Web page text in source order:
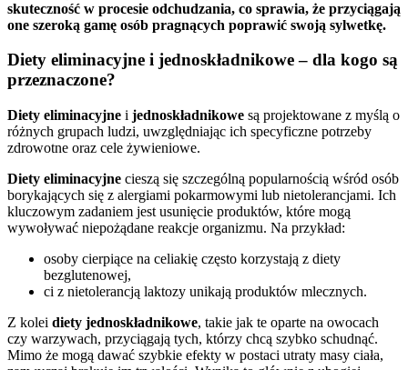
skuteczność w procesie odchudzania, co sprawia, że przyciągają
one szeroką gamę osób pragnących poprawić swoją sylwetkę.
Diety eliminacyjne i jednoskładnikowe – dla kogo są
przeznaczone?
Diety eliminacyjne i jednoskładnikowe są projektowane z myślą o
różnych grupach ludzi, uwzględniając ich specyficzne potrzeby
zdrowotne oraz cele żywieniowe.
Diety eliminacyjne cieszą się szczególną popularnością wśród osób
borykających się z alergiami pokarmowymi lub nietolerancjami. Ich
kluczowym zadaniem jest usunięcie produktów, które mogą
wywoływać niepożądane reakcje organizmu. Na przykład:
osoby cierpiące na celiakię często korzystają z diety
bezglutenowej,
ci z nietolerancją laktozy unikają produktów mlecznych.
Z kolei diety jednoskładnikowe, takie jak te oparte na owocach
czy warzywach, przyciągają tych, którzy chcą szybko schudnąć.
Mimo że mogą dawać szybkie efekty w postaci utraty masy ciała,